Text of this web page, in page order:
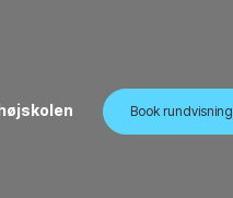
Book rundvisning